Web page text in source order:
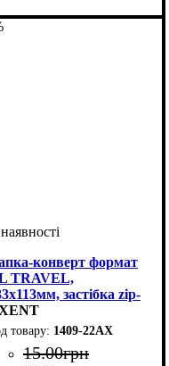
конверт формат
TRAVEL,
застібка zip-
синя
1409-22АХ
15.00грн